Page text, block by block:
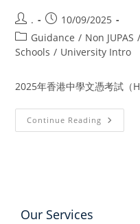
.
10/09/2025
Guidance / Non JUPAS /
Schools / University Intro
2025年香港中學文憑考試（
Continue Reading
Our Services